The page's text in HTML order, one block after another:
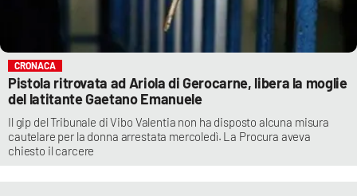
CRONACA
Pistola ritrovata ad Ariola di Gerocarne, libera la moglie
del latitante Gaetano Emanuele
Il gip del Tribunale di Vibo Valentia non ha disposto alcuna misura
cautelare per la donna arrestata mercoledì. La Procura aveva
chiesto il carcere